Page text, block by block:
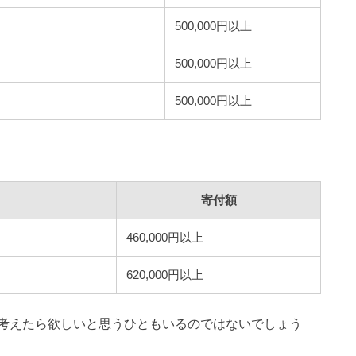
500,000円以上
500,000円以上
500,000円以上
寄付額
460,000円以上
620,000円以上
たら欲しいと思うひともいるのではないでしょう